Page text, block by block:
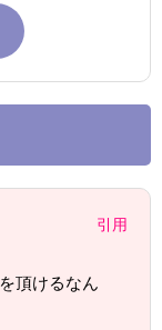
引用
頂けるなん